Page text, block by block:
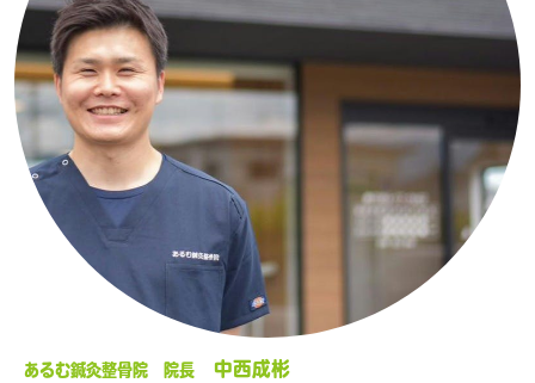
あるむ鍼灸整骨院 院長
中西成彬